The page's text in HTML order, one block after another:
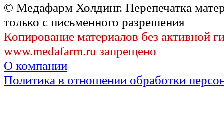
© Медафарм Холдинг. Перепечатка
только с письменного разрешения
Копирование материалов без активной
www.medafarm.ru запрещено
О компании
Политика в отношении обработки